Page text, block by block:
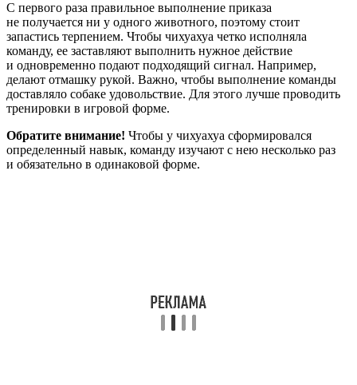
С первого раза правильное выполнение приказа
не получается ни у одного животного, поэтому стоит
запастись терпением. Чтобы чихуахуа четко исполняла
команду, ее заставляют выполнить нужное действие
и одновременно подают подходящий сигнал. Например,
делают отмашку рукой. Важно, чтобы выполнение команды
доставляло собаке удовольствие. Для этого лучше проводить
тренировки в игровой форме.
Обратите внимание! Чтобы у чихуахуа сформировался
определенный навык, команду изучают с нею несколько раз
и обязательно в одинаковой форме.